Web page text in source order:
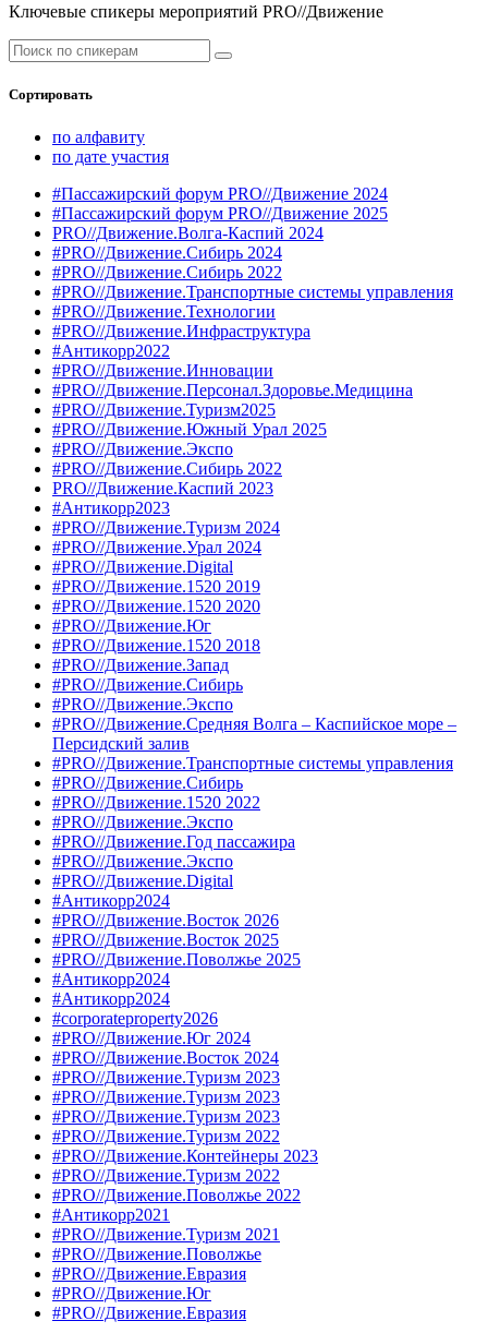
Ключевые спикеры мероприятий PRO//Движение
Сортировать
по алфавиту
по дате участия
#Пассажирский форум PRO//Движение 2024
#Пассажирский форум PRO//Движение 2025
PRO//Движение.Волга-Каспий 2024
#PRO//Движение.Сибирь 2024
#PRO//Движение.Сибирь 2022
#PRO//Движение.Транспортные системы управления
#PRO//Движение.Технологии
#PRO//Движение.Инфраструктура
#Антикорр2022
#PRO//Движение.Инновации
#PRO//Движение.Персонал.Здоровье.Медицина
#PRO//Движение.Туризм2025
#PRO//Движение.Южный Урал 2025
#PRO//Движение.Экспо
#PRO//Движение.Сибирь 2022
PRO//Движение.Каспий 2023
#Антикорр2023
#PRO//Движение.Туризм 2024
#PRO//Движение.Урал 2024
#PRO//Движение.Digital
#PRO//Движение.1520 2019
#PRO//Движение.1520 2020
#PRO//Движение.Юг
#PRO//Движение.1520 2018
#PRO//Движение.Запад
#PRO//Движение.Сибирь
#PRO//Движение.Экспо
#PRO//Движение.Средняя Волга – Каспийское море –
Персидский залив
#PRO//Движение.Транспортные системы управления
#PRO//Движение.Сибирь
#PRO//Движение.1520 2022
#PRO//Движение.Экспо
#PRO//Движение.Год пассажира
#PRO//Движение.Экспо
#PRO//Движение.Digital
#Антикорр2024
#PRO//Движение.Восток 2026
#PRO//Движение.Восток 2025
#PRO//Движение.Поволжье 2025
#Антикорр2024
#Антикорр2024
#corporateproperty2026
#PRO//Движение.Юг 2024
#PRO//Движение.Восток 2024
#PRO//Движение.Туризм 2023
#PRO//Движение.Туризм 2023
#PRO//Движение.Туризм 2023
#PRO//Движение.Туризм 2022
#PRO//Движение.Контейнеры 2023
#PRO//Движение.Туризм 2022
#PRO//Движение.Поволжье 2022
#Антикорр2021
#PRO//Движение.Туризм 2021
#PRO//Движение.Поволжье
#PRO//Движение.Евразия
#PRO//Движение.Юг
#PRO//Движение.Евразия